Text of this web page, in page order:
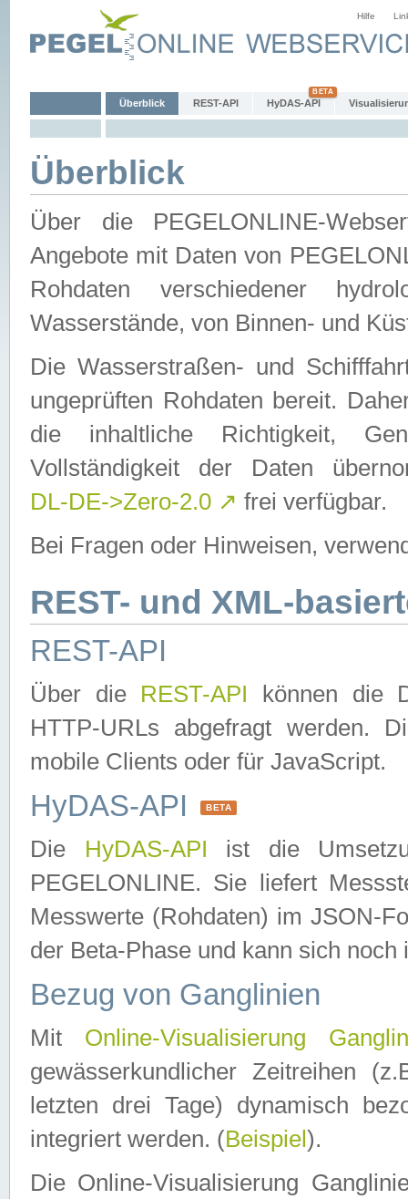
Hilfe
Überblick REST-API HyDAS-API
Überblick
Über die PEGELONLINE-
Angebote mit Daten von
Rohdaten verschiedener
Wasserstände, von Binnen- und
Die Wasserstraßen- und
ungeprüften Rohdaten bereit.
die inhaltliche Richtigkeit,
Vollständigkeit der Daten
DL-DE->Zero-2.0 ↗ frei verfügbar.
Bei Fragen oder Hinweisen,
REST- und XML-
REST-API
Über die REST-API können die
HTTP-URLs abgefragt werden.
mobile Clients oder für JavaScript.
HyDAS-API BETA
Die HyDAS-API ist die
PEGELONLINE. Sie liefert
Messwerte (Rohdaten) im JSON-
der Beta-Phase und kann sich noch
Bezug von Ganglinien
Mit Online-Visualisierung
gewässerkundlicher Zeitreihen
letzten drei Tage) dynamisch
integriert werden. (Beispiel ).
Die Online-Visualisierung